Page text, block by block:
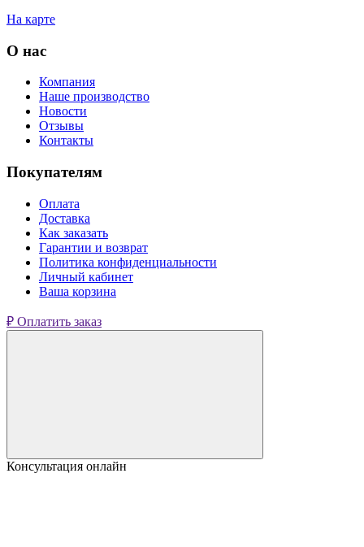
На карте
О нас
Компания
Наше производство
Новости
Отзывы
Контакты
Покупателям
Оплата
Доставка
Как заказать
Гарантии и возврат
Политика конфиденциальности
Личный кабинет
Ваша корзина
₽ Оплатить заказ
Консультация онлайн